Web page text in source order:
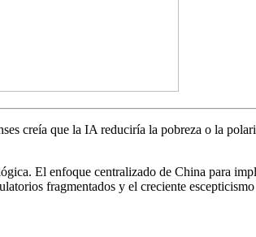
creía que la IA reduciría la pobreza o la
El enfoque centralizado de China para
fragmentados y el creciente